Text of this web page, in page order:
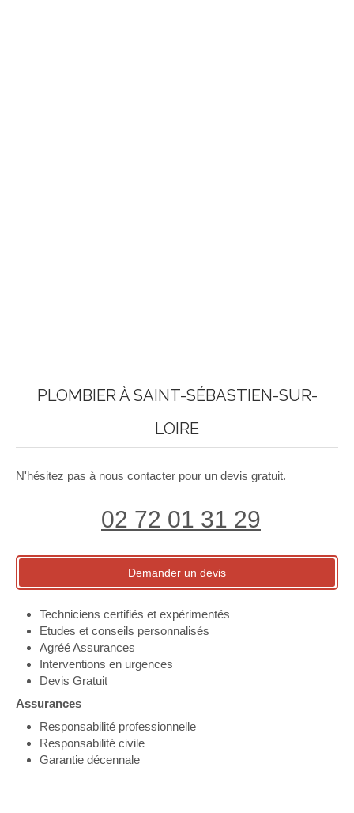
PLOMBIER À SAINT-SÉBASTIEN-SUR-
LOIRE
N'hésitez pas à nous contacter pour un devis gratuit.
02 72 01 31 29
Demander un devis
Techniciens certifiés et expérimentés
Etudes et conseils personnalisés
Agréé Assurances
Interventions en urgences
Devis Gratuit
Assurances
Responsabilité professionnelle
Responsabilité civile
Garantie décennale